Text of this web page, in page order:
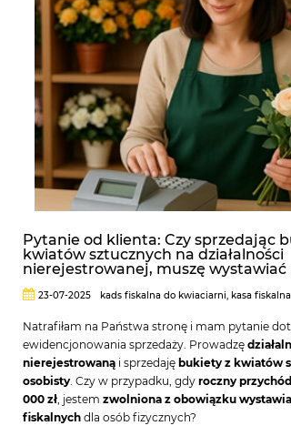
Pytanie od klienta: Czy sprzedając
kwiatów sztucznych na działalności
nierejestrowanej, muszę wystawiać
23-07-2025 kads fiskalna do kwiaciarni,kasa fiskalna
Natrafiłam na Państwa stronę i mam pytanie
ewidencjonowania sprzedaży. Prowadzę
nierejestrowaną i sprzedaję bukiety z kwiatów
osobisty. Czy w przypadku, gdy roczny
000 zł, jestem zwolniona z obowiązku
fiskalnych dla osób fizycznych?